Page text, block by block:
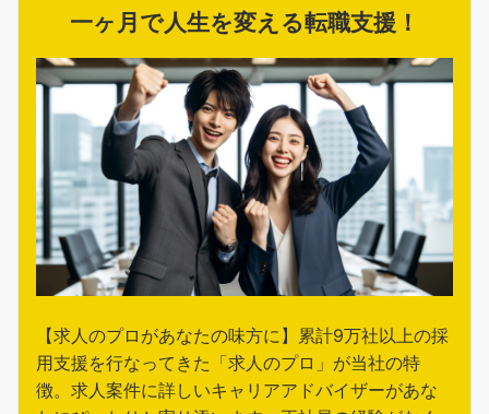
一ヶ月で人生を変える転職支援！
【求人のプロがあなたの味方に】累計9万社以上の採
用支援を行なってきた「求人のプロ」が当社の特
徴。求人案件に詳しいキャリアアドバイザーがあな